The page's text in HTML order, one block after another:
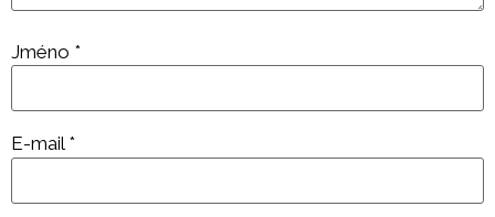
Jméno *
E-mail *